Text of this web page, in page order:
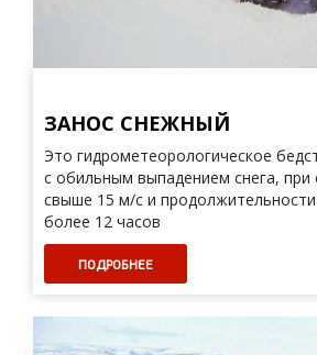
ЗАНОС СНЕЖНЫЙ
Это гидрометеорологическое
с обильным выпадением снега, при
свыше 15 м/с и продолжительности
более 12 часов
ПОДРОБНЕЕ